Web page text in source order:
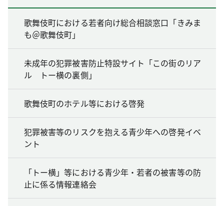
歌舞伎町における若者向け総合相談窓口「きみま
も＠歌舞伎町」
未成年の犯罪被害防止特設サイト「この街のリア
ル トー横の裏側」
歌舞伎町のホテル等における啓発
犯罪被害等のリスクを抱える青少年への啓発イベ
ント
「トー横」等における青少年・若者の被害等の防
止に係る情報連絡会